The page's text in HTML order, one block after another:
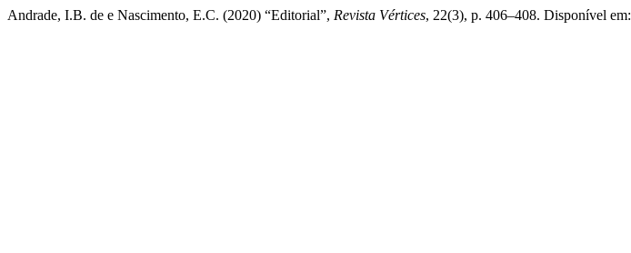
Andrade, I.B. de e Nascimento, E.C. (2020) “Editorial”, Revista Vértices, 22(3), p. 406–408. Disponível em: